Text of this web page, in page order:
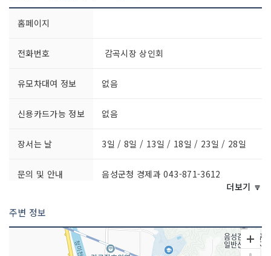
홈페이지
전화번호 감곡시장 상인회
유모차대여 정보 없음
신용카드가능 정보 없음
장서는 날 3일 / 8일 / 13일 / 18일 / 23일 / 28일
문의 및 안내 음성군청 경제과 043-871-3612
점포별로 상이함
더보기 🔽
주변 정보